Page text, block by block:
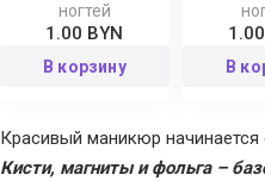
ногтей
1.00 BYN
В корзину В
Красивый маникюр начинается
Кисти, магниты и фольга –